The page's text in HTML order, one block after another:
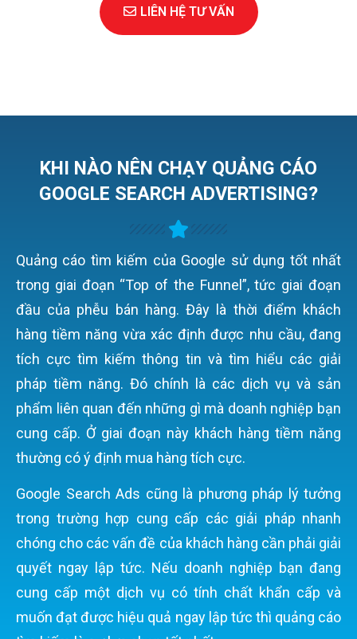
LIÊN HỆ TƯ VẤN
KHI NÀO NÊN CHẠY QUẢNG CÁO
GOOGLE SEARCH ADVERTISING?
Quảng cáo tìm kiếm của Google sử dụng tốt nhất
trong giai đoạn “Top of the Funnel”, tức giai đoạn
đầu của phễu bán hàng. Đây là thời điểm khách
hàng tiềm năng vừa xác định được nhu cầu, đang
tích cực tìm kiếm thông tin và tìm hiểu các giải
pháp tiềm năng. Đó chính là các dịch vụ và sản
phẩm liên quan đến những gì mà doanh nghiệp bạn
cung cấp. Ở giai đoạn này khách hàng tiềm năng
thường có ý định mua hàng tích cực.
Google Search Ads cũng là phương pháp lý tưởng
trong trường hợp cung cấp các giải pháp nhanh
chóng cho các vấn đề của khách hàng cần phải giải
quyết ngay lập tức. Nếu doanh nghiệp bạn đang
cung cấp một dịch vụ có tính chất khẩn cấp và
muốn đạt được hiệu quả ngay lập tức thì quảng cáo